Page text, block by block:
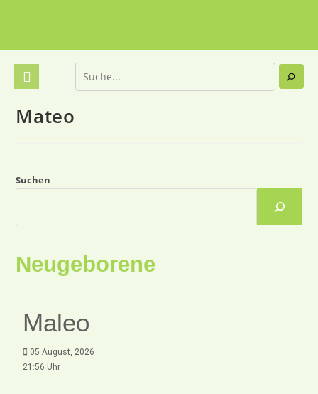
Mateo
Suchen
Neugeborene
Maleo
05 August, 2026
21:56 Uhr